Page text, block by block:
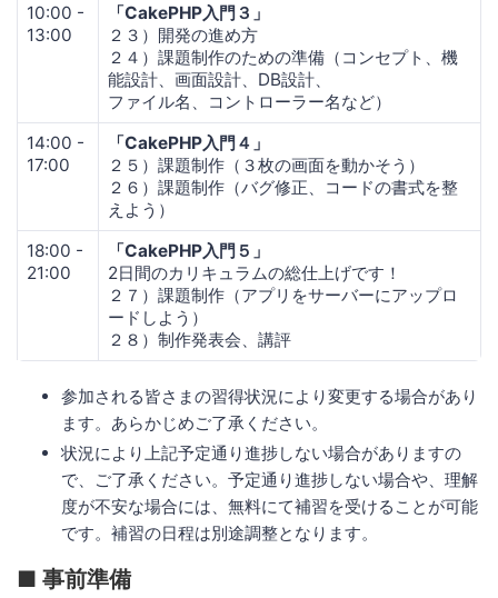
10:00 -
13:00
「CakePHP入門３」
２３）開発の進め方
２４）課題制作のための準備（コンセプト、機
能設計、画面設計、DB設計、
ファイル名、コントローラー名など）
14:00 -
17:00
「CakePHP入門４」
２５）課題制作（３枚の画面を動かそう）
２６）課題制作（バグ修正、コードの書式を整
えよう）
18:00 -
21:00
「CakePHP入門５」
2日間のカリキュラムの総仕上げです！
２７）課題制作（アプリをサーバーにアップロ
ードしよう）
２８）制作発表会、講評
参加される皆さまの習得状況により変更する場合があり
ます。あらかじめご了承ください。
状況により上記予定通り進捗しない場合がありますの
で、ご了承ください。予定通り進捗しない場合や、理解
度が不安な場合には、無料にて補習を受けることが可能
です。補習の日程は別途調整となります。
■ 事前準備